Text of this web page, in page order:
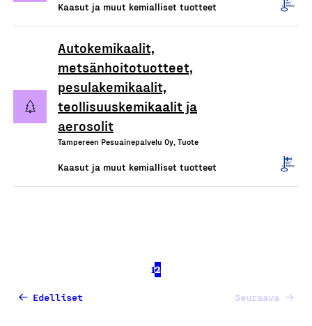
Kaasut ja muut kemialliset tuotteet
Autokemikaalit,
metsänhoitotuotteet,
pesulakemikaalit,
teollisuuskemikaalit ja
aerosolit
Tampereen Pesuainepalvelu Oy, Tuote
Kaasut ja muut kemialliset tuotteet
Edelliset
12
Seuraava